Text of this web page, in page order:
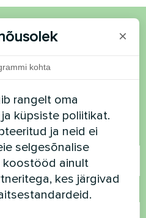
on
ja me aitame teid
×
kohta
rangelt oma
küpsiste poliitikat.
ja neid ei
selgesõnalise
koostööd ainult
kes järgivad